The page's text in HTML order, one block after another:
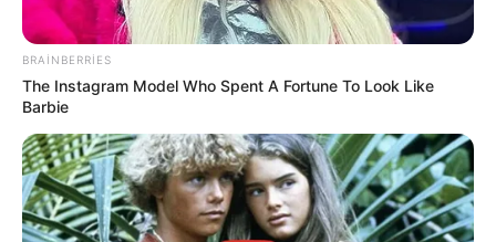
Digər xəbərlər
BRAINBERRIES
The Instagram Model Who Spent A Fortune To Look Like
Barbie